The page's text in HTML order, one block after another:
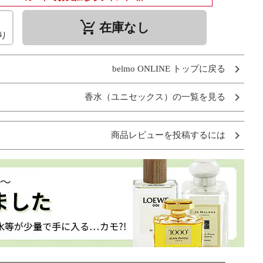
remove_shopping_cart 在庫なし
belmo ONLINE トップに戻る
香水（ユニセックス）の一覧を見る
商品レビューを投稿するには